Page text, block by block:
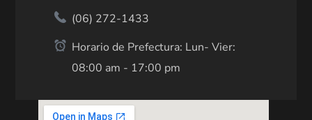
(06) 272-1433
Horario de Prefectura: Lun- Vier:
08:00 am - 17:00 pm